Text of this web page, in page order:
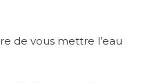
de vous mettre l’eau